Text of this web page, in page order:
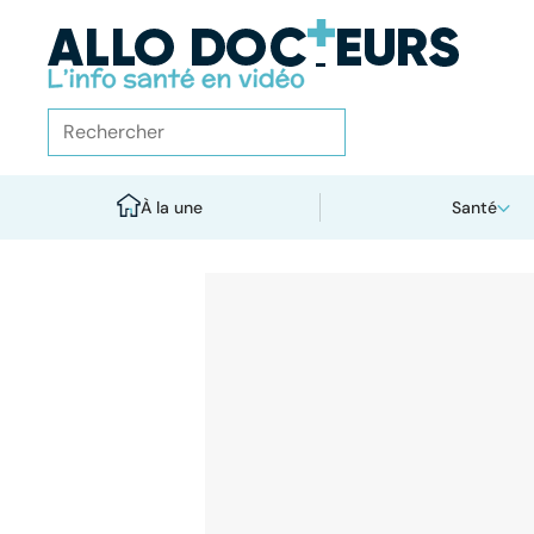
À la une Santé